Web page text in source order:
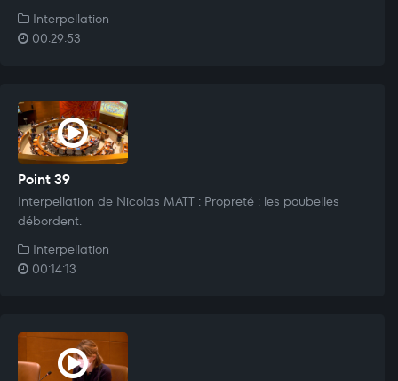
Interpellation
00:29:53
Point 39
Interpellation de Nicolas MATT : Propreté : les poubelles
débordent.
Interpellation
00:14:13